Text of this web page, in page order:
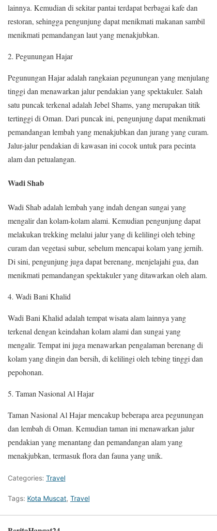
lainnya. Kemudian di sekitar pantai terdapat berbagai kafe dan
restoran, sehingga pengunjung dapat menikmati makanan sambil
menikmati pemandangan laut yang menakjubkan.
Pegunungan Hajar
Pegunungan Hajar adalah rangkaian pegunungan yang menjulang
tinggi dan menawarkan jalur pendakian yang spektakuler. Salah
satu puncak terkenal adalah Jebel Shams, yang merupakan titik
tertinggi di Oman. Dari puncak ini, pengunjung dapat menikmati
pemandangan lembah yang menakjubkan dan jurang yang curam.
Jalur-jalur pendakian di kawasan ini cocok untuk para pecinta
alam dan petualangan.
Wadi Shab
Wadi Shab adalah lembah yang indah dengan sungai yang
mengalir dan kolam-kolam alami. Kemudian pengunjung dapat
melakukan trekking melalui jalur yang di kelilingi oleh tebing
curam dan vegetasi subur, sebelum mencapai kolam yang jernih.
Di sini, pengunjung juga dapat berenang, menjelajahi gua, dan
menikmati pemandangan spektakuler yang ditawarkan oleh alam.
Wadi Bani Khalid
Wadi Bani Khalid adalah tempat wisata alam lainnya yang
terkenal dengan keindahan kolam alami dan sungai yang
mengalir. Tempat ini juga menawarkan pengalaman berenang di
kolam yang dingin dan bersih, di kelilingi oleh tebing tinggi dan
pepohonan.
Taman Nasional Al Hajar
Taman Nasional Al Hajar mencakup beberapa area pegunungan
dan lembah di Oman. Kemudian taman ini menawarkan jalur
pendakian yang menantang dan pemandangan alam yang
menakjubkan, termasuk flora dan fauna yang unik.
Categories: Travel
Tags: Kota Muscat, Travel